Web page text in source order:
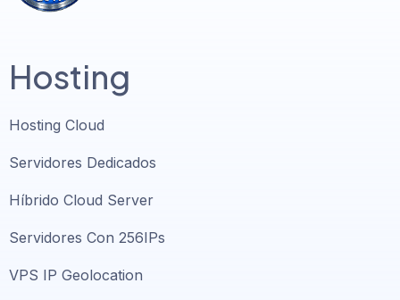
Hosting
Hosting Cloud
Servidores Dedicados
Híbrido Cloud Server
Servidores Con 256IPs
VPS IP Geolocation